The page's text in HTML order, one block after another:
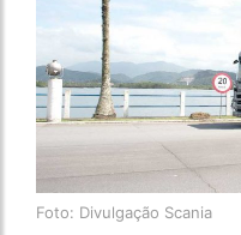
Foto: Divulgação Scania